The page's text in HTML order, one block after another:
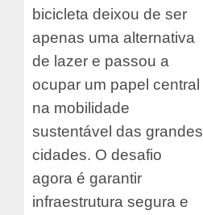
bicicleta deixou de ser
apenas uma alternativa
de lazer e passou a
ocupar um papel central
na mobilidade
sustentável das grandes
cidades. O desafio
agora é garantir
infraestrutura segura e